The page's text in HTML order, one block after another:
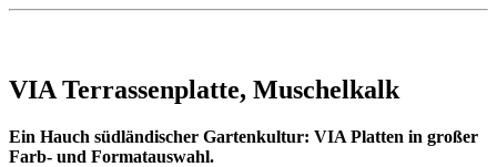
VIA Terrassenplatte, Muschelkalk
Ein Hauch südländischer Gartenkultur: VIA Platten in großer
Farb- und Formatauswahl.